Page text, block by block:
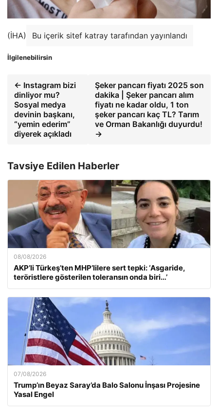
(İHA) Bu içerik sitef katray tarafından yayınlandı
İlgilenebilirsin
← Instagram bizi
dinliyor mu?
Sosyal medya
devinin başkanı,
“yemin ederim”
diyerek açıkladı
Şeker pancarı fiyatı 2025 son
dakika | Şeker pancarı alım
fiyatı ne kadar oldu, 1 ton
şeker pancarı kaç TL? Tarım
ve Orman Bakanlığı duyurdu!
→
Tavsiye Edilen Haberler
08/08/2026
AKP’li Türkeş’ten MHP’lilere sert tepki: ‘Asgaride,
teröristlere gösterilen toleransın onda biri…’
07/08/2026
Trump’ın Beyaz Saray’da Balo Salonu İnşası Projesine
Yasal Engel